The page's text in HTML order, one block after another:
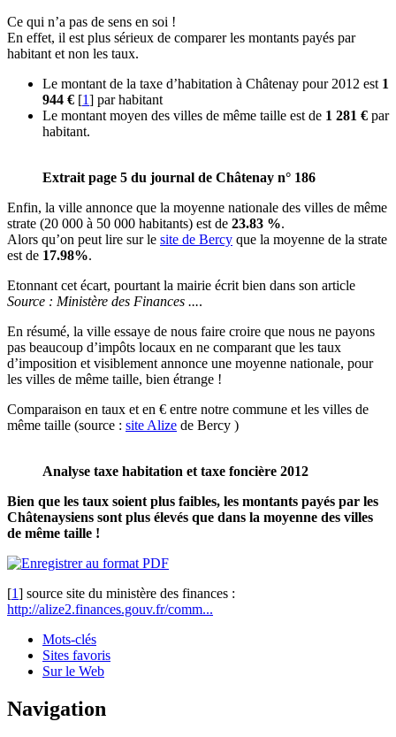
Ce qui n’a pas de sens en soi !
En effet, il est plus sérieux de comparer les montants payés par
habitant et non les taux.
Le montant de la taxe d’habitation à Châtenay pour 2012 est 1
944 € [1] par habitant
Le montant moyen des villes de même taille est de 1 281 € par
habitant.
Extrait page 5 du journal de Châtenay n° 186
Enfin, la ville annonce que la moyenne nationale des villes de même
strate (20 000 à 50 000 habitants) est de 23.83 %.
Alors qu’on peut lire sur le site de Bercy que la moyenne de la strate
est de 17.98%.
Etonnant cet écart, pourtant la mairie écrit bien dans son article
Source : Ministère des Finances ....
En résumé, la ville essaye de nous faire croire que nous ne payons
pas beaucoup d’impôts locaux en ne comparant que les taux
d’imposition et visiblement annonce une moyenne nationale, pour
les villes de même taille, bien étrange !
Comparaison en taux et en € entre notre commune et les villes de
même taille (source : site Alize de Bercy )
Analyse taxe habitation et taxe foncière 2012
Bien que les taux soient plus faibles, les montants payés par les
Châtenaysiens sont plus élevés que dans la moyenne des villes
de même taille !
[1] source site du ministère des finances :
http://alize2.finances.gouv.fr/comm...
Mots-clés
Sites favoris
Sur le Web
Navigation